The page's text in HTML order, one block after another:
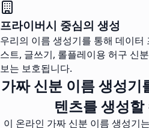
프라이버시 중심의 생성
우리의 이름 생성기를 통해 데이터
스트, 글쓰기, 롤플레이용 허구 신
보는 보호됩니다.
가짜 신분 이름 생성기
텐츠를 생성할
이 온라인 가짜 신분 이름 생성기